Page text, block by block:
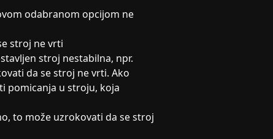
odabranom opcijom ne
stroj ne vrti
stroj nestabilna, npr.
da se stroj ne vrti. Ako
pomicanja u stroju, koja
to može uzrokovati da se stroj